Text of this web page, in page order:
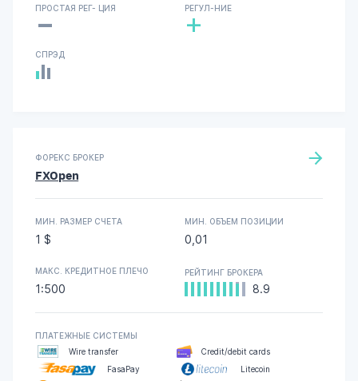
ПРОСТАЯ РЕГ- ЦИЯ
- РЕГУЛ-НИЕ
+
СПРЭД
ФОРЕКС БРОКЕР
FXOpen
МИН. РАЗМЕР СЧЕТА
1 $
МИН. ОБЪЕМ ПОЗИЦИИ
0,01
МАКС. КРЕДИТНОЕ ПЛЕЧО
1:500
РЕЙТИНГ БРОКЕРА
8.9
ПЛАТЕЖНЫЕ СИСТЕМЫ
Wire transfer
Credit/debit cards
FasaPay
Litecoin